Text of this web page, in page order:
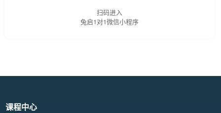
扫码进入
兔启1对1微信小程序
课程中心